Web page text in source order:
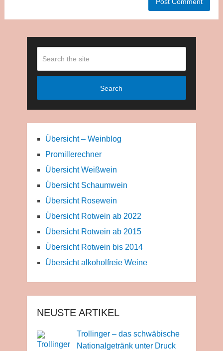
Search
Übersicht – Weinblog
Promillerechner
Übersicht Weißwein
Übersicht Schaumwein
Übersicht Rosewein
Übersicht Rotwein ab 2022
Übersicht Rotwein ab 2015
Übersicht Rotwein bis 2014
Übersicht alkoholfreie Weine
NEUSTE ARTIKEL
Trollinger – das schwäbische
Nationalgetränk unter Druck